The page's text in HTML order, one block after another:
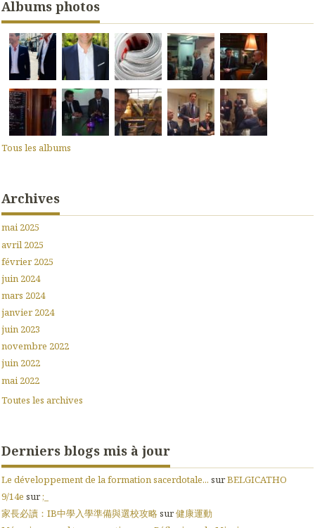
Albums photos
Tous les albums
Archives
mai 2025
avril 2025
février 2025
juin 2024
mars 2024
janvier 2024
juin 2023
novembre 2022
juin 2022
mai 2022
Toutes les archives
Derniers blogs mis à jour
Le développement de la formation sacerdotale... surBELGICATHO
9/14e sur;_
家長必讀：IB中學入學準備與選校攻略 sur健康運動